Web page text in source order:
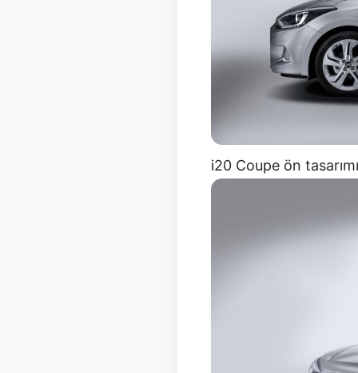
i20 Coupe ön tasarımı